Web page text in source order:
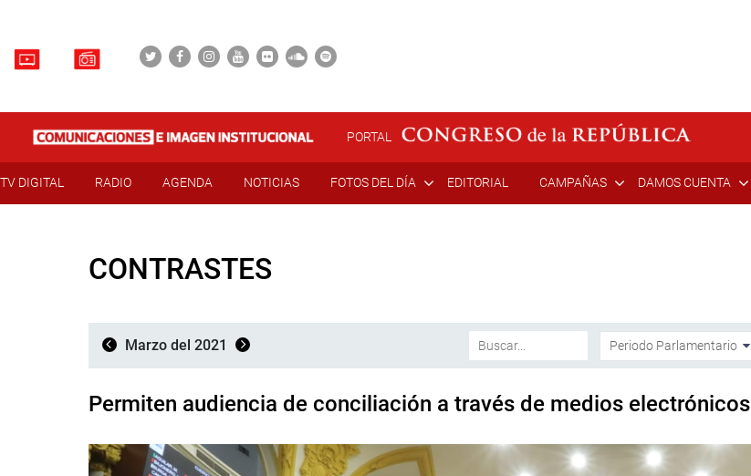
PORTAL
TV DIGITAL RADIO AGENDA NOTICIAS FOTOS DEL DÍA EDITORIAL CAMPAÑAS DAMOS CUENTA
CONTRASTES
Marzo del 2021
Permiten audiencia de conciliación a través de medios electrónicos